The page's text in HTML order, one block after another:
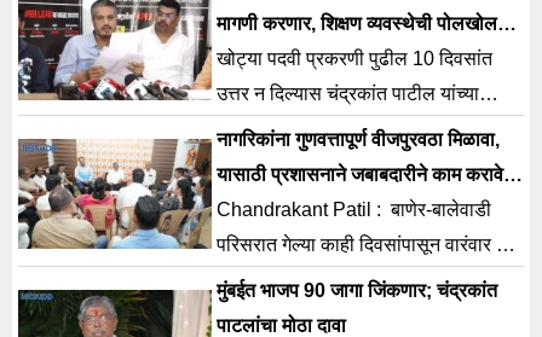
केलंय.
मागणी करणार, शिक्षण व्यवस्थेची पोलखोल
करीत रोहित पवार आक्रमक
खोट्या पदवी प्रकरणी पुढील 10 दिवसांत
उत्तर न दिल्यास चंद्रकांत पाटील यांच्या
राजीनाम्याची मागणी करणार असल्याचं
आमदार रोहित पवारांनी स्पष्ट केलंय.
नागरिकांना गुणवत्तापूर्ण वीजपुरवठा मिळावा,
यासाठी प्रशासनाने जबाबदारीने काम करावे;
चंद्रकांत पाटील
Chandrakant Patil : बाणेर-बालेवाडी
परिसरात गेल्या काही दिवसांपासून वारंवार होत
असलेल्या वीजपुरवठा खंडित होण्याच्या
घटनांमुळे नागरिकांमध्ये
मुंबईत भाजप 90 जागा जिंकणार; चंद्रकांत
पाटलांचा मोठा दावा